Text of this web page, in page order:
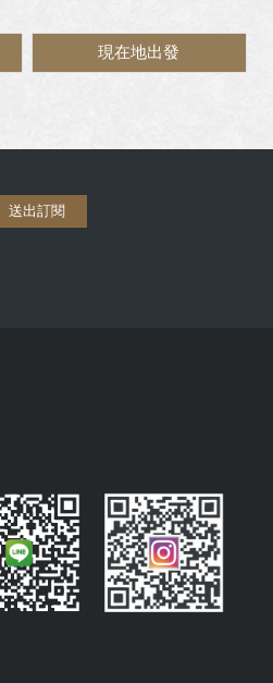
現在地出發
送出訂閱